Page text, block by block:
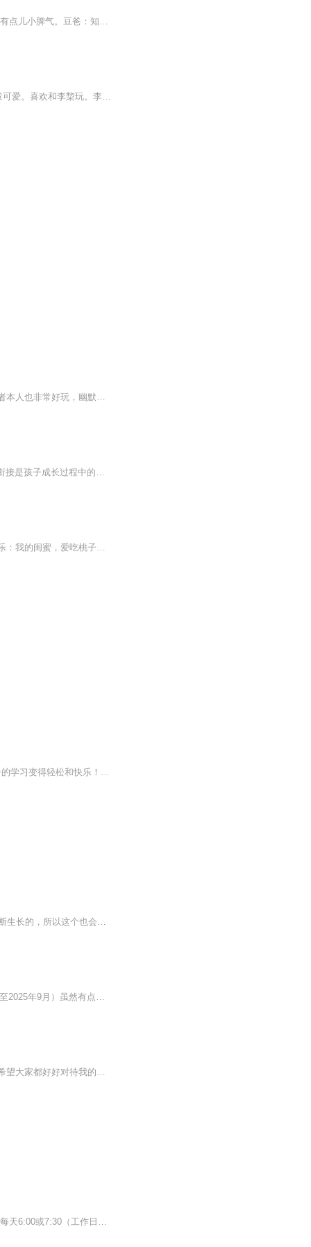
主要人物简介 豆豆：聪明、淘气，活泼可爱，讨人喜欢。豆妈：性格开朗，知书达理，偶尔有点儿小脾气。豆爸：知识渊博，事业有成，是个慈父。小姨：豆妈的妹妹，在校大学生，跟豆豆很谈得来。黄忠君：淘气，成绩不太好，豆豆的死党。小雪：文静，学习好，豆豆的同桌。小雪妈妈：一个严厉的母亲，对小雪管教很严格。张老师：豆豆的班主任，对学生很关心。 前言 豆豆上小学了，这对聪明又淘气的豆豆来说是个不小的考验。豆豆能否适应小学的生活，能否找到高效的学习方法等问题，时刻困扰着豆爸豆妈。 果然，刚...
每天更新，希望大家会喜欢。李棃：学霸，书呆子，喜欢管米小圈是123年级哦！李明：活泼可爱。喜欢和李棃玩。李舞：李棃和李明的妹妹。特别喜欢小动物。喜欢跳舞。李绵绵：李黎的表姐，学习特别好，在蓝天中学，非常温柔，爸爸妈妈没时间的时候，她经常给李...
这张专辑有些是我本人经历过的主要讲的一只啾和他伙伴上学的搞笑故事很容易让人笑喷作者本人也非常好玩，幽默第一次还是录的不好请多多指教
亲爱的豆爸 豆妈 豆宝们： 大家好，这是一部适合孩子和家长们一起收听的故事节目，幼小衔接是孩子成长过程中的关键期，我们的小豆芽们需要克服很多的困难去适应和接受成长带来的改变，这么重要的时刻当然要有爸爸妈妈们的耐心指导和陪伴，作品中既有故事也有方法，让孩子们不彷徨，父母不迷茫。孩子可以在故事里听见内心的共鸣，找到克服困难，发现学习的好方法。家长可以从中了解孩子的内心世界，从而更好地和孩子沟通，掌握帮助孩子更快适应小学生活的技巧，引导孩子喜欢学习，真正地做到帮助孩子快乐的成长。 我们的故事每天更新一集哦，欢迎各位小学生和“大学生”们订阅收听，您的订阅和关注是对主播的最大的支持，希望我的播讲能给孩子的成长带来快乐，家长的陪伴带来帮助，祝愿每一位孩子都能成为父母眼中最亮的光，感谢大家的收听。
大家好，我是薇蓁，一个爱吃糖果的小女孩，我来介绍下我的同学们吧（不喜勿喷）！桃乐乐：我的闺蜜，爱吃桃子，上课时喜欢和周小糖讲小话，经常被宋老师批评。苏小屁：我的好朋友，学习一般，人缘一般，总之什么都一般，爱看电视，是急性子。宋老师，我的...
《豆豆上学记》以小故事的形式，为家长和孩子讲述如何找到高效的学习方法，使孩子的学习变得轻松和快乐！
我是小潘，一个四（年级是在不断提升的，所以会经常改）年级小学生，我10（年龄也是不断生长的，所以这个也会改）岁了，这个专辑特搞笑（才怪）哈哈哈哈哈哈哈哈哈哈哈哈哈哈哈哈哈哈哈哈哈哈哈哈哈哈哈哈哈哈哈哈哈哈哈哈哈哈哈哈哈哈哈…
没事闲的就录日记每周3次以上非常非常朴素，不要乱评论，好好给个评价早期（2025年2月至2025年9月）虽然有点烦，但是如果你想听的话，请耐心听
原创，自己录制。每周更新一次。永远笑不停。只要有时间就会去更新。我还不喜欢黑粉。希望大家都好好对待我的劳动成果。希望大家不要太过于伤人。要珍惜每一位主播的劳动成果。【内容重点】车驰与学校同学的故事。车驰特点:喜欢学习，典型的学霸。生活中顽...
本专辑讲的是:落家的俩开心果，洛洛和洛泽，他们的故事可以带来不一样的欢乐更新时间：每天6:00或7:30（工作日）每天早上10:00或11:00（节假日）每天下午4:00或6:00（节假日）期待你的收听(^_^)